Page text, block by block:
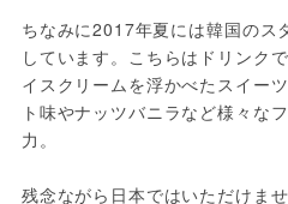
ちなみに2017年夏には韓国のス
しています。こちらはドリンク
イスクリームを浮かべたスイー
ト味やナッツバニラなど様々な
力。
残念ながら日本ではいただけま